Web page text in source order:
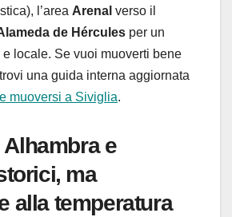
l’area Arenal verso il
de Hércules per un
locale. Se vuoi muoverti bene
una guida interna aggiornata
muoversi a Siviglia.
e
ma
alla temperatura